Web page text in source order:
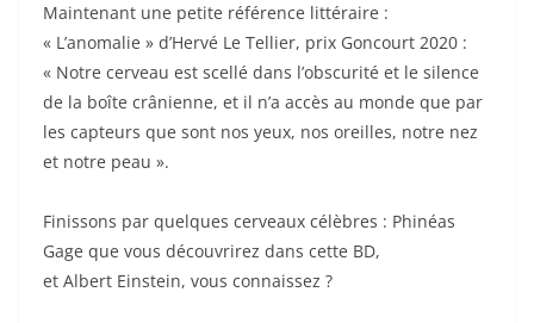
Maintenant une petite référence littéraire :
« L’anomalie » d’Hervé Le Tellier, prix Goncourt 2020 :
« Notre cerveau est scellé dans l’obscurité et le silence
de la boîte crânienne, et il n’a accès au monde que par
les capteurs que sont nos yeux, nos oreilles, notre nez
et notre peau ».
Finissons par quelques cerveaux célèbres : Phinéas
Gage que vous découvrirez dans cette BD,
et Albert Einstein, vous connaissez ?